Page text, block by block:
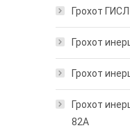
Грохот
Грохот
Грохот
Грохот
82А